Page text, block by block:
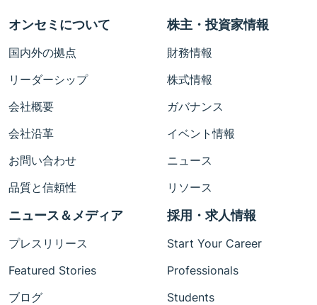
オンセミについて
国内外の拠点
リーダーシップ
会社概要
会社沿革
お問い合わせ
品質と信頼性
株主・投資家情報
財務情報
株式情報
ガバナンス
イベント情報
ニュース
リソース
ニュース＆メディア
プレスリリース
Featured Stories
ブログ
採用・求人情報
Start Your Career
Professionals
Students